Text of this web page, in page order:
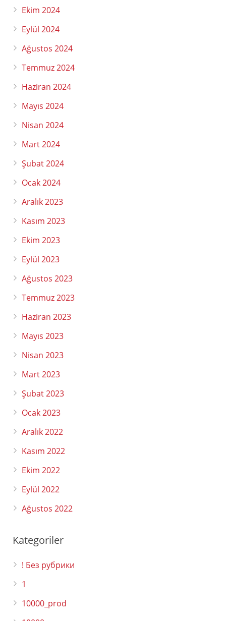
Ekim 2024
Eylül 2024
Ağustos 2024
Temmuz 2024
Haziran 2024
Mayıs 2024
Nisan 2024
Mart 2024
Şubat 2024
Ocak 2024
Aralık 2023
Kasım 2023
Ekim 2023
Eylül 2023
Ağustos 2023
Temmuz 2023
Haziran 2023
Mayıs 2023
Nisan 2023
Mart 2023
Şubat 2023
Ocak 2023
Aralık 2022
Kasım 2022
Ekim 2022
Eylül 2022
Ağustos 2022
Kategoriler
! Без рубрики
1
10000_prod